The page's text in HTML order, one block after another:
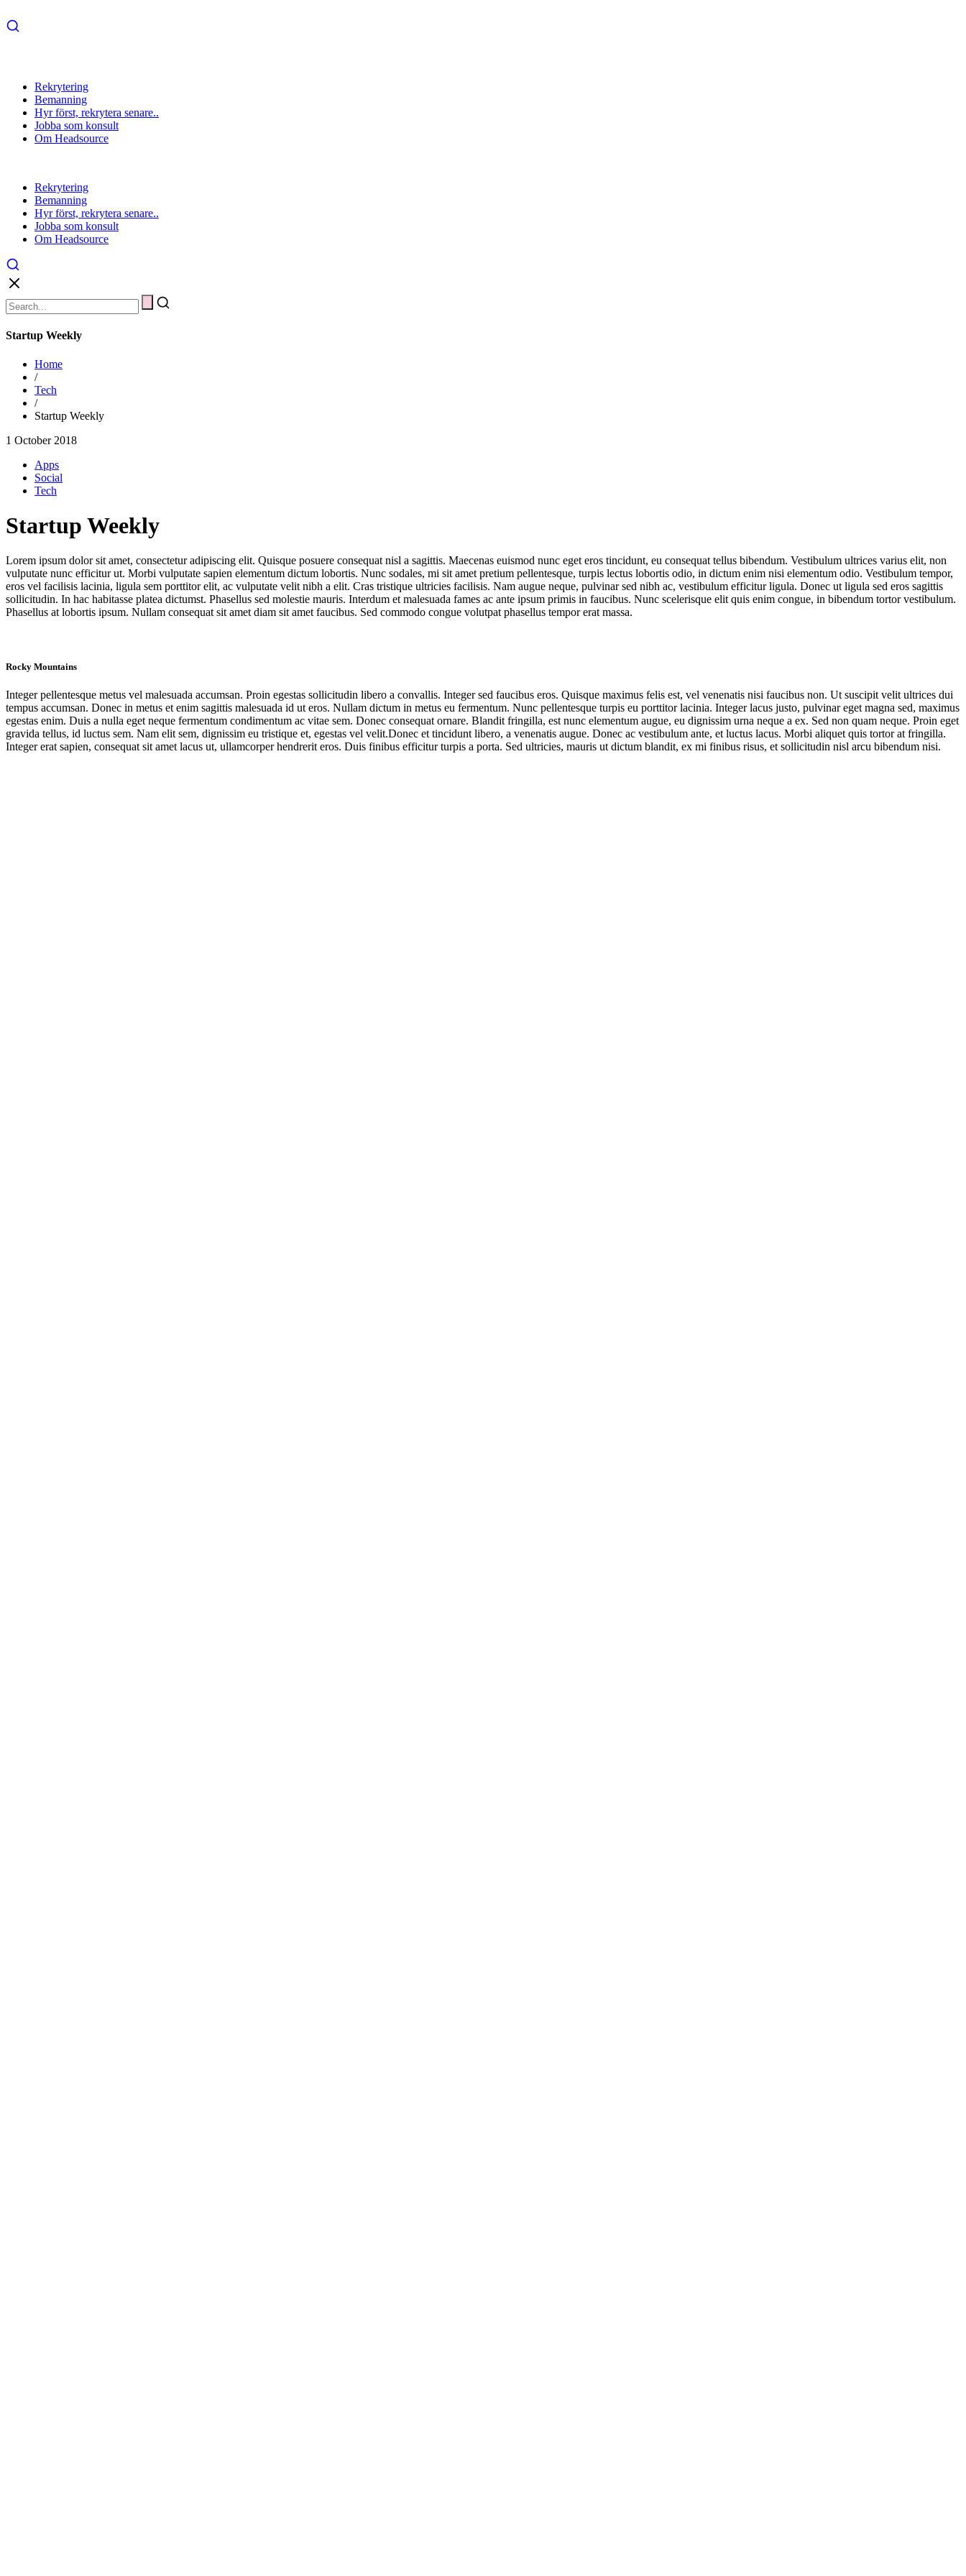
Rekrytering
Bemanning
Hyr först, rekrytera senare..
Jobba som konsult
Om Headsource
Rekrytering
Bemanning
Hyr först, rekrytera senare..
Jobba som konsult
Om Headsource
Startup Weekly
Home
/
Tech
/
Startup Weekly
1 October 2018
Apps
Social
Tech
Startup Weekly
Lorem ipsum dolor sit amet, consectetur adipiscing elit. Quisque posuere consequat nisl a sagittis. Maecenas euismod nunc eget eros tincidunt, eu consequat tellus bibendum. Vestibulum ultrices varius elit, non
vulputate nunc efficitur ut. Morbi vulputate sapien elementum dictum lobortis. Nunc sodales, mi sit amet pretium pellentesque, turpis lectus lobortis odio, in dictum enim nisi elementum odio. Vestibulum tempor,
eros vel facilisis lacinia, ligula sem porttitor elit, ac vulputate velit nibh a elit. Cras tristique ultricies facilisis. Nam augue neque, pulvinar sed nibh ac, vestibulum efficitur ligula. Donec ut ligula sed eros sagittis
sollicitudin. In hac habitasse platea dictumst. Phasellus sed molestie mauris. Interdum et malesuada fames ac ante ipsum primis in faucibus. Nunc scelerisque elit quis enim congue, in bibendum tortor vestibulum.
Phasellus at lobortis ipsum. Nullam consequat sit amet diam sit amet faucibus. Sed commodo congue volutpat phasellus tempor erat massa.
Rocky Mountains
Integer pellentesque metus vel malesuada accumsan. Proin egestas sollicitudin libero a convallis. Integer sed faucibus eros. Quisque maximus felis est, vel venenatis nisi faucibus non. Ut suscipit velit ultrices dui
tempus accumsan. Donec in metus et enim sagittis malesuada id ut eros. Nullam dictum in metus eu fermentum. Nunc pellentesque turpis eu porttitor lacinia. Integer lacus justo, pulvinar eget magna sed, maximus
egestas enim. Duis a nulla eget neque fermentum condimentum ac vitae sem. Donec consequat ornare. Blandit fringilla, est nunc elementum augue, eu dignissim urna neque a ex. Sed non quam neque. Proin eget
gravida tellus, id luctus sem. Nam elit sem, dignissim eu tristique et, egestas vel velit.Donec et tincidunt libero, a venenatis augue. Donec ac vestibulum ante, et luctus lacus. Morbi aliquet quis tortor at fringilla.
Integer erat sapien, consequat sit amet lacus ut, ullamcorper hendrerit eros. Duis finibus efficitur turpis a porta. Sed ultricies, mauris ut dictum blandit, ex mi finibus risus, et sollicitudin nisl arcu bibendum nisi.